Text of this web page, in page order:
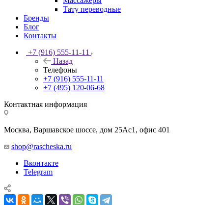
Тату переводные
Бренды
Блог
Контакты
+7 (916) 555-11-11
Назад
Телефоны
+7 (916) 555-11-11
+7 (495) 120-06-68
Контактная информация
Москва, Варшавское шоссе, дом 25Аc1, офис 401
shop@rascheska.ru
Вконтакте
Telegram